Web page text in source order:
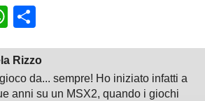
WhatsApp
Rizzo
da... sempre! Ho iniziato infatti a
anni su un MSX2, quando i giochi